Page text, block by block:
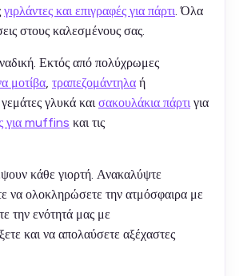
γιρλάντες και επιγραφές για πάρτι. Όλα
στους καλεσμένους σας.
Εκτός από πολύχρωμες
μοτίβα, τραπεζομάντηλα ή
γεμάτες γλυκά καισακουλάκια πάρτιγια
για muffins και τις
κάθε γιορτή. Ανακαλύψτε
να ολοκληρώσετε την ατμόσφαιρα με
την ενότητά μας με
και να απολαύσετε αξέχαστες